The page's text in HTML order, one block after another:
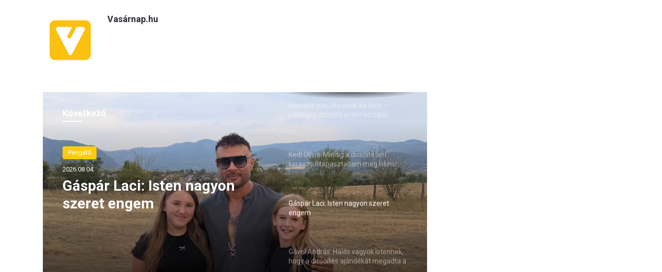
Vasárnap.hu
Következő
Pengető
2026.08.04.
Gáspár Laci: Isten nagyon
szeret engem
Harminc éve Jézussal az úton –
jubileumi dicsőítő esttel ad hálát
Kedl Olívia: Mindig a dicsőítésen
keresztül tapasztaltam meg Isten
jelenlétét
Gáspár Laci: Isten nagyon szeret
engem
Gável András: Hálás vagyok Istennek,
hogy a dicsőítés ajándékát megadta a
családjainknak